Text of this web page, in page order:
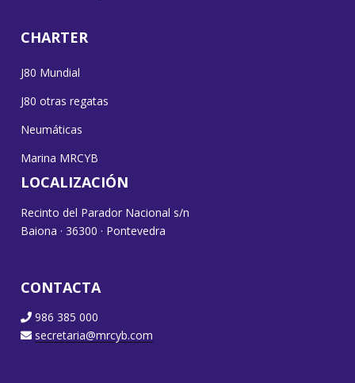
CHARTER
J80 Mundial
J80 otras regatas
Neumáticas
Marina MRCYB
LOCALIZACIÓN
Recinto del Parador Nacional s/n
Baiona · 36300 · Pontevedra
CONTACTA
986 385 000
secretaria@mrcyb.com